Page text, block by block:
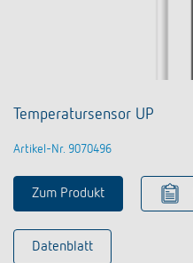
Temperatursensor UP
Artikel-Nr. 9070496
Zum Produkt
Datenblatt